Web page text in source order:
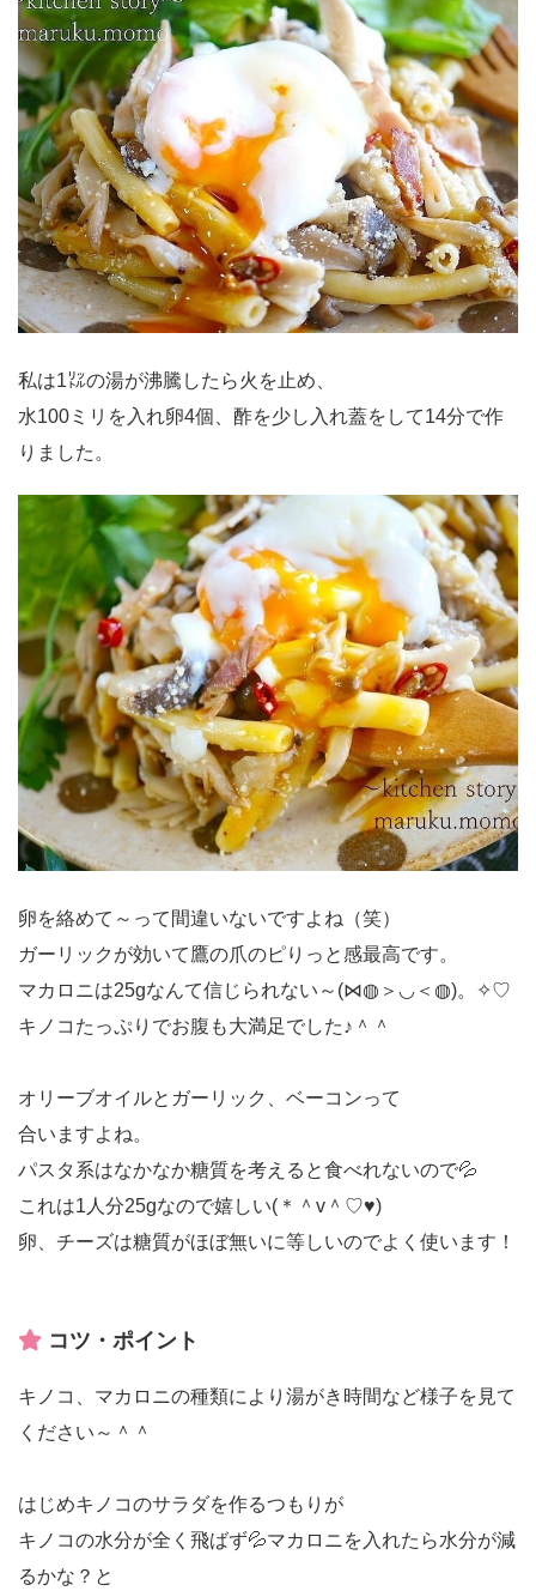
私は1㍑の湯が沸騰したら火を止め、
水100ミリを入れ卵4個、酢を少し入れ蓋をして14分で作
りました。
卵を絡めて～って間違いないですよね（笑）
ガーリックが効いて鷹の爪のピりっと感最高です。
マカロニは25gなんて信じられない～(⋈◍＞◡＜◍)。✧♡
キノコたっぷりでお腹も大満足でした♪＾＾
オリーブオイルとガーリック、ベーコンって
合いますよね。
パスタ系はなかなか糖質を考えると食べれないので💦
これは1人分25gなので嬉しい(＊＾v＾♡♥)
卵、チーズは糖質がほぼ無いに等しいのでよく使います！
コツ・ポイント
キノコ、マカロニの種類により湯がき時間など様子を見て
ください～＾＾
はじめキノコのサラダを作るつもりが
キノコの水分が全く飛ばず💦マカロニを入れたら水分が減
るかな？と